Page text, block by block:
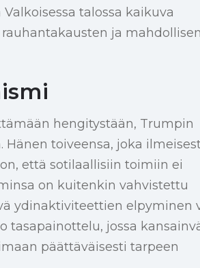
talossa kaikuva
ja mahdollisen
hengitystään, Trumpin
toiveensa, joka
että sotilaallisiin toimiin ei
on kuitenkin vahvistettu
ydinaktiviteettien elpyminen
tasapainottelu, jossa
päättäväisesti tarpeen